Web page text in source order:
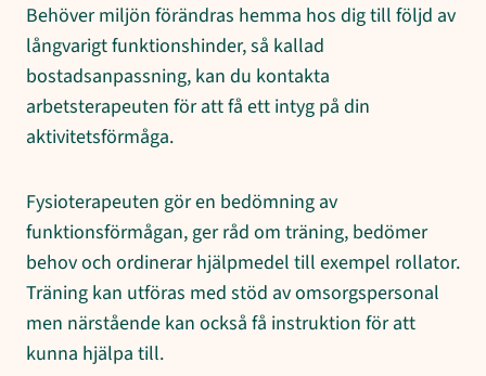
Behöver miljön förändras hemma hos dig till följd av
långvarigt funktionshinder, så kallad
bostadsanpassning, kan du kontakta
arbetsterapeuten för att få ett intyg på din
aktivitetsförmåga.
Fysioterapeuten gör en bedömning av
funktionsförmågan, ger råd om träning, bedömer
behov och ordinerar hjälpmedel till exempel rollator.
Träning kan utföras med stöd av omsorgspersonal
men närstående kan också få instruktion för att
kunna hjälpa till.